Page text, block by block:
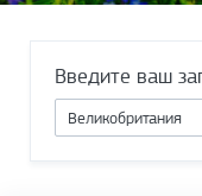
Введите ваш